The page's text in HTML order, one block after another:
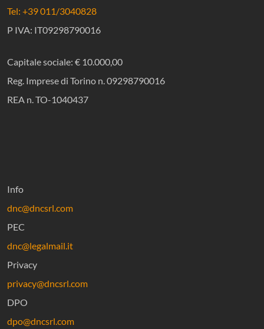
Tel: +39 011/3040828
P IVA: IT09298790016
Capitale sociale: € 10.000,00
Reg. Imprese di Torino n. 09298790016
REA n. TO-1040437
Info
dnc@dncsrl.com
PEC
dnc@legalmail.it
Privacy
privacy@dncsrl.com
DPO
dpo@dncsrl.com